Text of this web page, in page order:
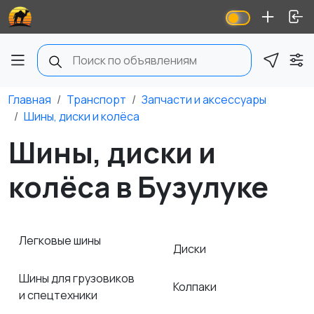
Главная Транспорт
Запчасти и аксессуары
Шины, диски и колёса
Шины, диски и
колёса в Бузулуке
Легковые шины
Шины для грузовиков
и спецтехники
Диски
Колпаки